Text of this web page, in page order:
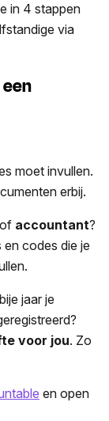
in 4 stappen
via
moet invullen.
erbij.
of accountant?
codes die je
jaar je
voor jou. Zo
en open